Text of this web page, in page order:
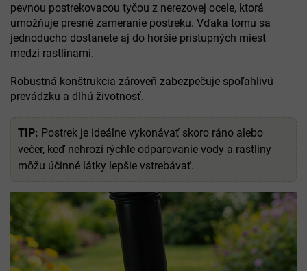
pevnou postrekovacou tyčou z nerezovej ocele, ktorá
umožňuje presné zameranie postreku. Vďaka tomu sa
jednoducho dostanete aj do horšie prístupných miest
medzi rastlinami.
Robustná konštrukcia zároveň zabezpečuje spoľahlivú
prevádzku a dlhú životnosť.
TIP: Postrek je ideálne vykonávať skoro ráno alebo
večer, keď nehrozí rýchle odparovanie vody a rastliny
môžu účinné látky lepšie vstrebávať.